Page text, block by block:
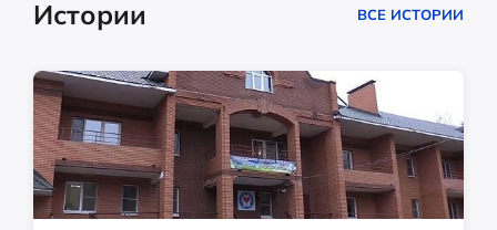
Истории ВСЕ ИСТОРИИ